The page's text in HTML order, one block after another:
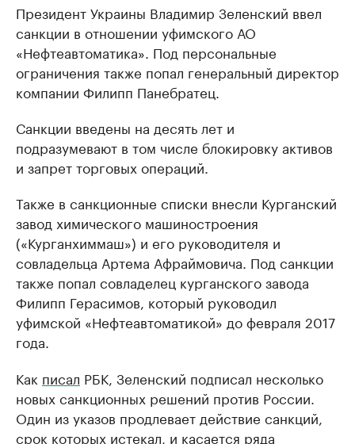
Президент Украины Владимир Зеленский ввел
санкции в отношении уфимского АО
«Нефтеавтоматика». Под персональные
ограничения также попал генеральный директор
компании Филипп Панебратец.
Санкции введены на десять лет и
подразумевают в том числе блокировку активов
и запрет торговых операций.
Также в санкционные списки внесли Курганский
завод химического машиностроения
(«Курганхиммаш») и его руководителя и
совладельца Артема Афраймовича. Под санкции
также попал совладелец курганского завода
Филипп Герасимов, который руководил
уфимской «Нефтеавтоматикой» до февраля 2017
года.
Как писал РБК, Зеленский подписал несколько
новых санкционных решений против России.
Один из указов продлевает действие санкций,
срок которых истекал, и касается ряда